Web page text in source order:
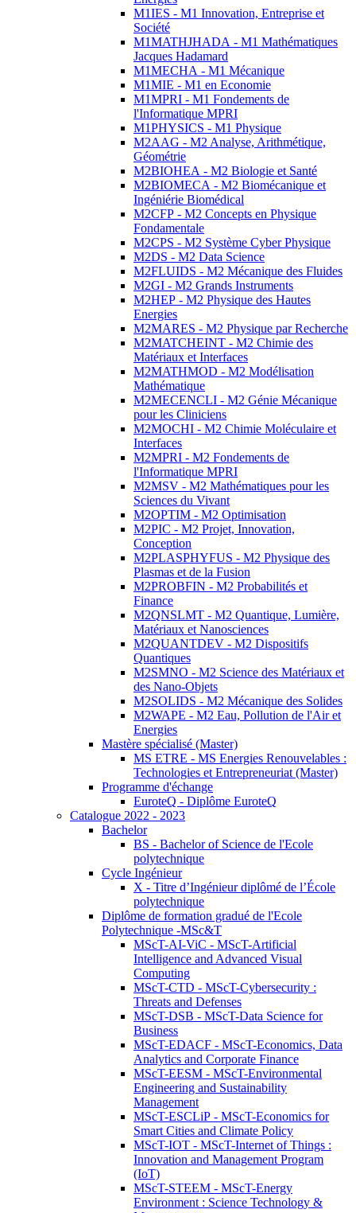
M1IES - M1 Innovation, Entreprise et
Société
M1MATHJHADA - M1 Mathématiques
Jacques Hadamard
M1MECHA - M1 Mécanique
M1MIE - M1 en Economie
M1MPRI - M1 Fondements de
l'Informatique MPRI
M1PHYSICS - M1 Physique
M2AAG - M2 Analyse, Arithmétique,
Géométrie
M2BIOHEA - M2 Biologie et Santé
M2BIOMECA - M2 Biomécanique et
Ingéniérie Biomédical
M2CFP - M2 Concepts en Physique
Fondamentale
M2CPS - M2 Système Cyber Physique
M2DS - M2 Data Science
M2FLUIDS - M2 Mécanique des Fluides
M2GI - M2 Grands Instruments
M2HEP - M2 Physique des Hautes
Energies
M2MARES - M2 Physique par Recherche
M2MATCHEINT - M2 Chimie des
Matériaux et Interfaces
M2MATHMOD - M2 Modélisation
Mathématique
M2MECENCLI - M2 Génie Mécanique
pour les Cliniciens
M2MOCHI - M2 Chimie Moléculaire et
Interfaces
M2MPRI - M2 Fondements de
l'Informatique MPRI
M2MSV - M2 Mathématiques pour les
Sciences du Vivant
M2OPTIM - M2 Optimisation
M2PIC - M2 Projet, Innovation,
Conception
M2PLASPHYFUS - M2 Physique des
Plasmas et de la Fusion
M2PROBFIN - M2 Probabilités et
Finance
M2QNSLMT - M2 Quantique, Lumière,
Matériaux et Nanosciences
M2QUANTDEV - M2 Dispositifs
Quantiques
M2SMNO - M2 Science des Matériaux et
des Nano-Objets
M2SOLIDS - M2 Mécanique des Solides
M2WAPE - M2 Eau, Pollution de l'Air et
Energies
Mastère spécialisé (Master)
MS ETRE - MS Energies Renouvelables :
Technologies et Entrepreneuriat (Master)
Programme d'échange
EuroteQ - Diplôme EuroteQ
Catalogue 2022 - 2023
Bachelor
BS - Bachelor of Science de l'Ecole
polytechnique
Cycle Ingénieur
X - Titre d’Ingénieur diplômé de l’École
polytechnique
Diplôme de formation gradué de l'Ecole
Polytechnique -MSc&T
MScT-AI-ViC - MScT-Artificial
Intelligence and Advanced Visual
Computing
MScT-CTD - MScT-Cybersecurity :
Threats and Defenses
MScT-DSB - MScT-Data Science for
Business
MScT-EDACF - MScT-Economics, Data
Analytics and Corporate Finance
MScT-EESM - MScT-Environmental
Engineering and Sustainability
Management
MScT-ESCLiP - MScT-Economics for
Smart Cities and Climate Policy
MScT-IOT - MScT-Internet of Things :
Innovation and Management Program
(IoT)
MScT-STEEM - MScT-Energy
Environment : Science Technology &